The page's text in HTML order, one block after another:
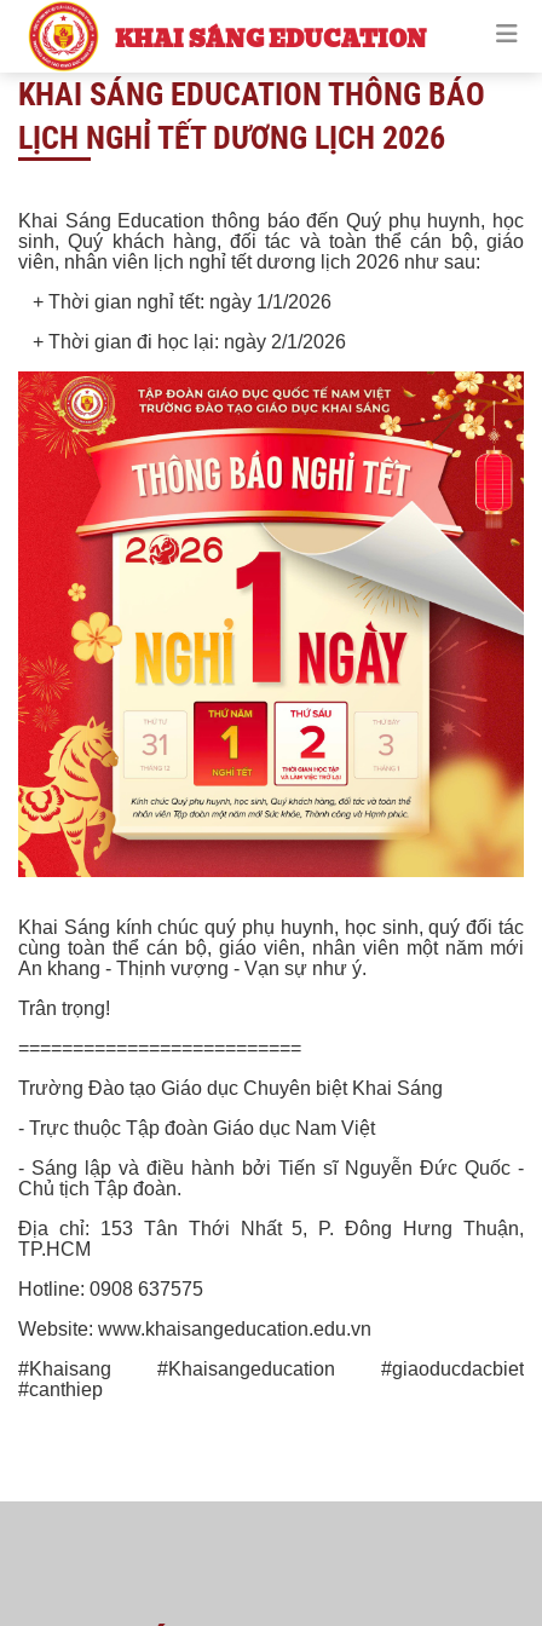
KHAI SÁNG EDUCATION
KHAI SÁNG EDUCATION THÔNG BÁO
LỊCH NGHỈ TẾT DƯƠNG LỊCH 2026
Khai Sáng Education thông báo đến Quý phụ huynh, học
sinh, Quý khách hàng, đối tác và toàn thể cán bộ, giáo
viên, nhân viên lịch nghỉ tết dương lịch 2026 như sau:
+ Thời gian nghỉ tết: ngày 1/1/2026
+ Thời gian đi học lại: ngày 2/1/2026
Khai Sáng kính chúc quý phụ huynh, học sinh, quý đối tác
cùng toàn thể cán bộ, giáo viên, nhân viên một năm mới
An khang - Thịnh vượng - Vạn sự như ý.
Trân trọng!
==========================
Trường Đào tạo Giáo dục Chuyên biệt Khai Sáng
- Trực thuộc Tập đoàn Giáo dục Nam Việt
- Sáng lập và điều hành bởi Tiến sĩ Nguyễn Đức Quốc -
Chủ tịch Tập đoàn.
Địa chỉ: 153 Tân Thới Nhất 5, P. Đông Hưng Thuận,
TP.HCM
Hotline: 0908 637575
Website: www.khaisangeducation.edu.vn
#Khaisang #Khaisangeducation #giaoducdacbiet
#canthiep